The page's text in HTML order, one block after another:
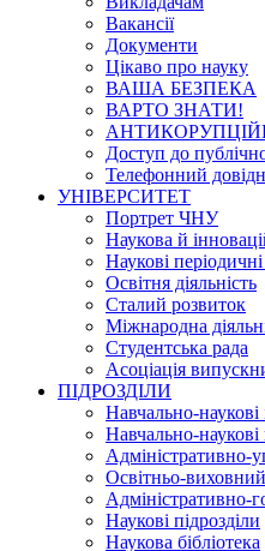
Вакансії
Документи
Цікаво про науку
ВАША БЕЗПЕКА
ВАРТО ЗНАТИ!
Доступ до
Телефонний
УНІВЕРСИТЕТ
Портрет ЧНУ
Наукова й
Наукові
Освітня діяльність
Сталий розвиток
Міжнародна
Студентська рада
Асоціація
ПІДРОЗДІЛИ
Навчально-наукові
Навчально-
Адміністративно-
Освітньо-
Адміністративно-
Наукові підрозділи
Наукова бібліотека